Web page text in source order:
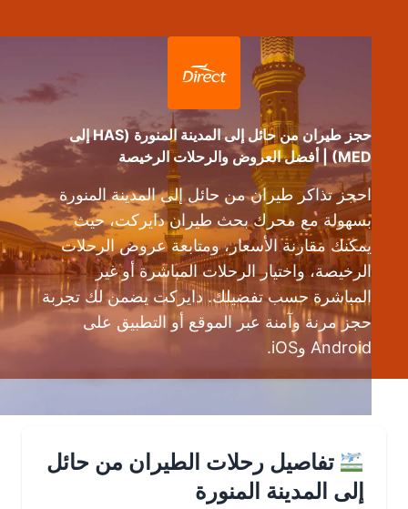
حجز طيران من حائل إلى المدينة المنورة (HAS إلى
احجز تذاكر طيران من حائل إلى المدينة المنورة
بسهولة مع محرك بحث طيران دايركت، حيث
يمكنك مقارنة الأسعار، ومتابعة عروض الرحلات
الرخيصة، واختيار الرحلات المباشرة أو غير
المباشرة حسب تفضيلك. دايركت يضمن لك تجربة
حجز مرنة وآمنة عبر الموقع أو التطبيق على
Android وiOS.
تفاصيل رحلات الطيران من حائل
إلى المدينة المنورة